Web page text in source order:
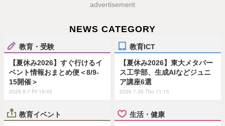
advertisement
NEWS CATEGORY
教育・受験
【夏休み2026】すぐ行けるイ
ベント情報おまとめ便＜8/9-
15開催＞
2026.8.7 Fri 19:45
教育ICT
【夏休み2026】東大メタバー
ス工学部、生成AIなどジュニ
ア講座6選
2026.7.30 Thu 11:15
教育イベント 生活・健康